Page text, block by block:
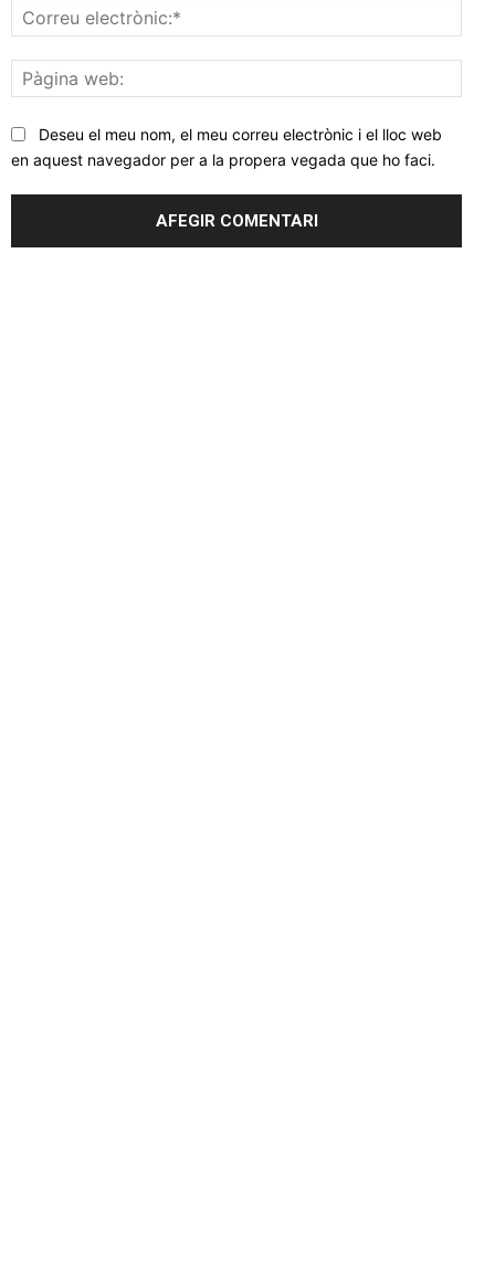
web:
Deseu el meu nom, el meu correu electrònic i el lloc web
en aquest navegador per a la propera vegada que ho faci.